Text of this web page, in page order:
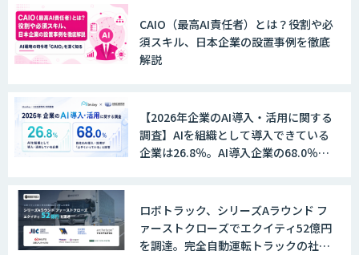
CAIO（最高AI責任者）とは？役割や必
須スキル、日本企業の設置事例を徹底
解説
【2026年企業のAI導入・活用に関する
調査】AIを組織として導入できている
企業は26.8％。AI導入企業の68.0％
ロボトラック、シリーズAラウンド フ
ァーストクローズでエクイティ52億円
を調達。完全自動運転トラックの社会